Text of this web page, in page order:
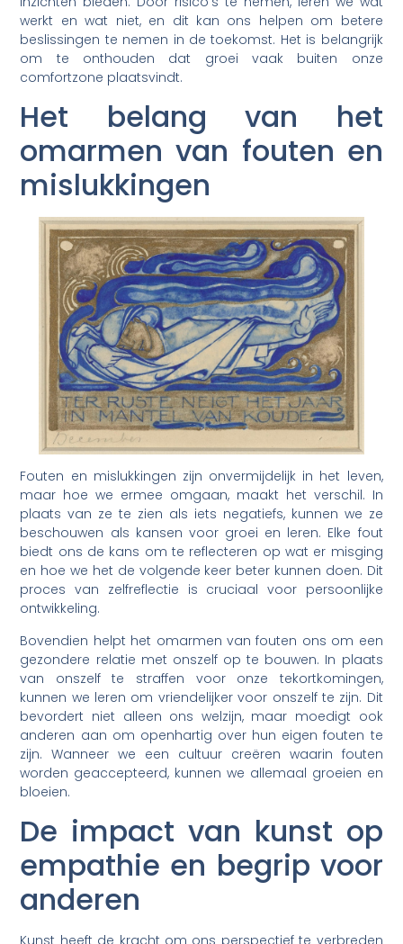
werkt en wat niet, en dit kan ons helpen om betere
beslissingen te nemen in de toekomst. Het is belangrijk
om te onthouden dat groei vaak buiten onze
comfortzone plaatsvindt.
Het belang van het
omarmen van fouten en
mislukkingen
Fouten en mislukkingen zijn onvermijdelijk in het leven,
maar hoe we ermee omgaan, maakt het verschil. In
plaats van ze te zien als iets negatiefs, kunnen we ze
beschouwen als kansen voor groei en leren. Elke fout
biedt ons de kans om te reflecteren op wat er misging
en hoe we het de volgende keer beter kunnen doen. Dit
proces van zelfreflectie is cruciaal voor persoonlijke
ontwikkeling.
Bovendien helpt het omarmen van fouten ons om een
gezondere relatie met onszelf op te bouwen. In plaats
van onszelf te straffen voor onze tekortkomingen,
kunnen we leren om vriendelijker voor onszelf te zijn. Dit
bevordert niet alleen ons welzijn, maar moedigt ook
anderen aan om openhartig over hun eigen fouten te
zijn. Wanneer we een cultuur creëren waarin fouten
worden geaccepteerd, kunnen we allemaal groeien en
bloeien.
De impact van kunst op
empathie en begrip voor
anderen